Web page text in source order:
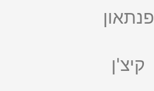
פנתאון
קיצ'ן